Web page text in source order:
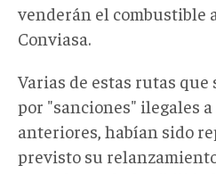
venderán el combustible
Conviasa.
Varias de estas rutas que
por "sanciones" ilegales
anteriores, habían sido
previsto su